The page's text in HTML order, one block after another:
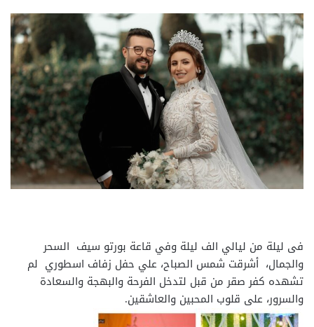
فى ليلة من ليالي الف ليلة وفي قاعة بورتو سيف السحر
والجمال، أشرقت شمس الصباح، علي حفل زفاف اسطوري لم
تشهده كفر صقر من قبل لتدخل الفرحة والبهجة والسعادة
والسرور، على قلوب المحبين والعاشقين.